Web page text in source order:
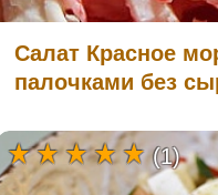
Салат Красное
палочками без
(1)